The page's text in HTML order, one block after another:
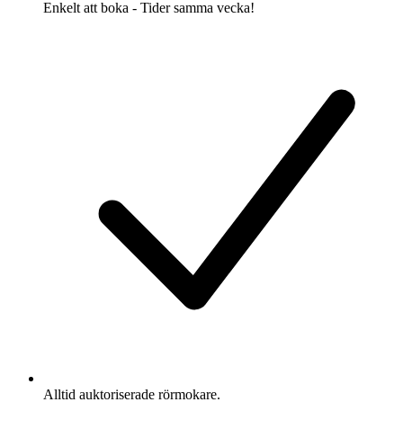
Enkelt att boka - Tider samma vecka!
Alltid auktoriserade rörmokare.